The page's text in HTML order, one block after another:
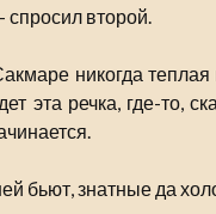
второй.
никогда
эта речка, где-то,
бьют, знатные да